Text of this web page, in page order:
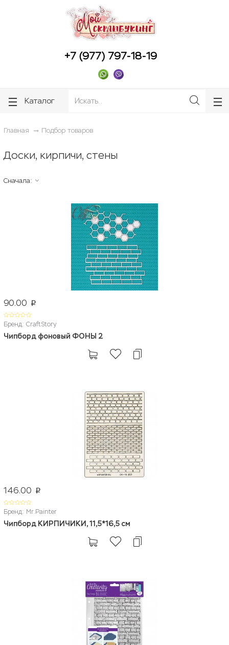
+7 (977) 797-18-19
Каталог
Главная Подбор товаров
Доски, кирпичи, стены
Сначала:
90.00 p
Бренд: CraftStory
Чипборд фоновый ФОНЫ 2
146.00 p
Бренд: Mr.Painter
Чипборд КИРПИЧИКИ, 11,5*16,5 см